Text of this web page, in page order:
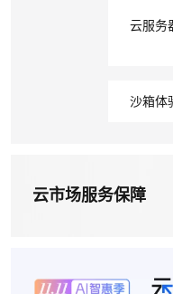
云服务
沙箱体
云市场服务保障